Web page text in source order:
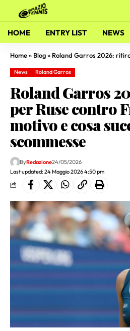
HOME ENTRY LIST NEWS
Home» Blog» Roland Garros 2026: ritiro per Ruse contro
News Roland Garros
Roland Garros
per Ruse contro
motivo e cosa
scommesse
Last updated: 24 Maggio 2026 4:50 pm
ByRedazione24/05/2026